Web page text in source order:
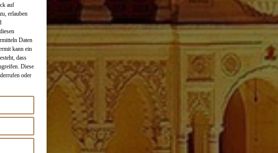
auf
erlauben
Daten
kann ein
dass
Diese
oder